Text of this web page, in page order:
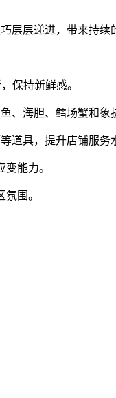
层层递进，带来持续
保持新鲜感。
、海胆、鳕场蟹和
道具，提升店铺服务
能力。
围。